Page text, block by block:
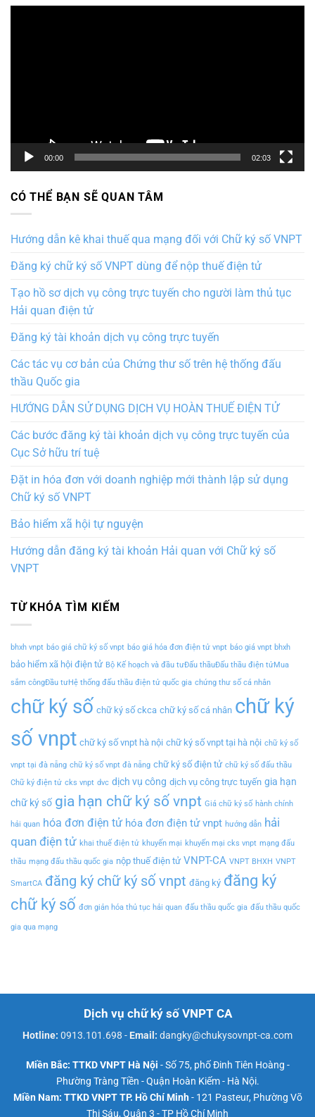
00:00 02:03
CÓ THỂ BẠN SẼ QUAN TÂM
Hướng dẫn kê khai thuế qua mạng đối với Chữ ký số VNPT
Đăng ký chữ ký số VNPT dùng để nộp thuế điện tử
Tạo hồ sơ dịch vụ công trực tuyến cho người làm thủ tục
Hải quan điện tử
Đăng ký tài khoản dịch vụ công trực tuyến
Các tác vụ cơ bản của Chứng thư số trên hệ thống đấu
thầu Quốc gia
HƯỚNG DẪN SỬ DỤNG DỊCH VỤ HOÀN THUẾ ĐIỆN TỬ
Các bước đăng ký tài khoản dịch vụ công trực tuyến của
Cục Sở hữu trí tuệ
Đặt in hóa đơn với doanh nghiệp mới thành lập sử dụng
Chữ ký số VNPT
Bảo hiểm xã hội tự nguyện
Hướng dẫn đăng ký tài khoản Hải quan với Chữ ký số
VNPT
TỪ KHÓA TÌM KIẾM
bhxh vnpt báo giá chữ ký số vnpt báo giá hóa đơn điện tử vnpt báo giá vnpt bhxh
bảo hiểm xã hội điện tử Bộ Kế hoạch và đầu tưĐấu thầuĐấu thầu điện tửMua
sắm côngĐầu tưHệ thống đấu thầu điện tử quốc gia chứng thư số cá nhân
chữ ký số chữ ký số ckca chữ ký số cá nhân chữ ký
số vnpt chữ ký số vnpt hà nội chữ ký số vnpt tại hà nội chữ ký số
vnpt tại đà nẵng chữ ký số vnpt đà nẵng chữ ký số điện tử chữ ký số đấu thầu
Chữ ký điện tử cks vnpt dvc dịch vụ công dịch vụ công trực tuyến gia hạn
chữ ký số gia hạn chữ ký số vnpt Giá chữ ký số hành chính
hải quan hóa đơn điện tử hóa đơn điện tử vnpt hướng dẫn hải
quan điện tử khai thuế điện tử khuyến mại khuyến mại cks vnpt mạng đấu
thầu mạng đấu thầu quốc gia nộp thuế điện tử VNPT-CA VNPT BHXH VNPT
SmartCA đăng ký chữ ký số vnpt đăng ký đăng ký
chữ ký số đơn giản hóa thủ tục hải quan đấu thầu quốc gia đấu thầu quốc
gia qua mạng
Dịch vụ chữ ký số VNPT CA
Hotline: 0913.101.698 - Email: dangky@chukysovnpt-ca.com
Miền Bắc: TTKD VNPT Hà Nội - Số 75, phố Đinh Tiên Hoàng -
Phường Tràng Tiền - Quận Hoàn Kiếm - Hà Nội.
Miền Nam: TTKD VNPT TP. Hồ Chí Minh- 121 Pasteur, Phường Võ
Thị Sáu, Quận 3 - TP Hồ Chí Minh